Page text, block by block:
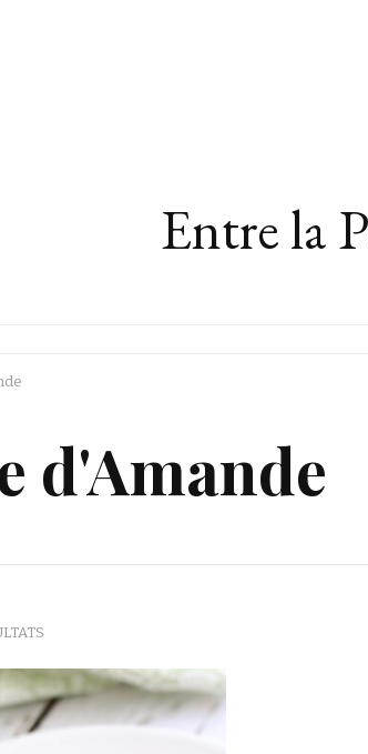
Entre la
d'Amande